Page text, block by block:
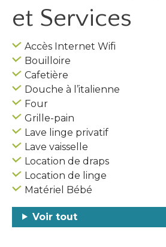
et Services
Accès Internet Wifi
Bouilloire
Cafetière
Douche à l’italienne
Four
Grille-pain
Lave linge privatif
Lave vaisselle
Location de draps
Location de linge
Matériel Bébé
Voir tout